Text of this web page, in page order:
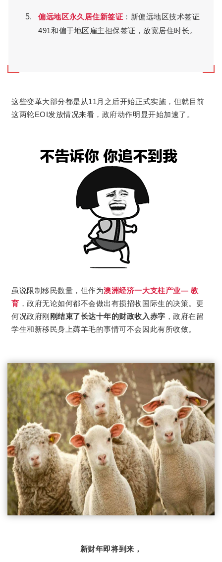
偏远地区永久居住新签证 ：新偏远地区技术签证
491和偏于地区雇主担保签证，放宽居住时长。
这些变革大部分都是从11月之后开始正式实施，但就目前
这两轮EOI发放情况来看，政府动作明显开始加速了。
虽说限制移民数量，但作为澳洲经济一大支柱产业— 教
育 ，政府无论如何都不会做出有损招收国际生的决策。更
何况政府刚 刚结束了长达十年的财政收入赤字 ，政府在留
学生和新移民身上薅羊毛的事情可不会因此有所收敛。
新财年即将到来，